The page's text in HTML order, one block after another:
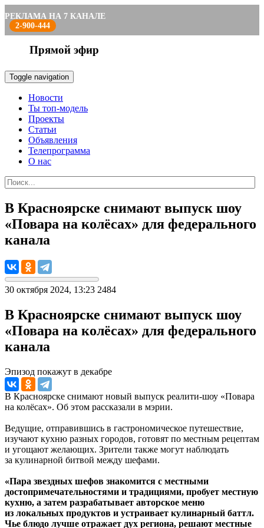
РЕКЛАМА НА 7 КАНАЛЕ
2-900-444
Прямой эфир
Toggle navigation
Новости
Ты топ-модель
Проекты
Статьи
Объявления
Телепрограмма
О нас
В Красноярске снимают выпуск шоу
«Повара на колёсах» для федерального
канала
30 октября 2024, 13:23 2484
В Красноярске снимают выпуск шоу
«Повара на колёсах» для федерального
канала
Эпизод покажут в декабре
В Красноярске снимают новый выпуск реалити-шоу «Повара
на колёсах». Об этом рассказали в мэрии.
Ведущие, отправившись в гастрономическое путешествие,
изучают кухню разных городов, готовят по местным рецептам
и угощают желающих. Зрители также могут наблюдать
за кулинарной битвой между шефами.
«Пара звездных шефов знакомится с местными
достопримечательностями и традициями, пробует местную
кухню, а затем разрабатывает авторское меню
из локальных продуктов и устраивает кулинарный баттл.
Чье блюдо лучше отражает дух региона, решают местные